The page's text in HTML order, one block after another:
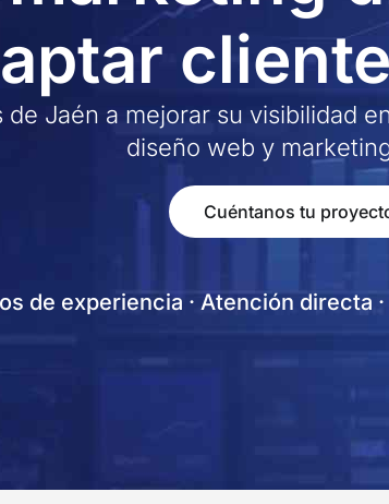
Jaén a mejorar su visibilidad
diseño web y
Cuéntanos tu
de experiencia · Atención directa